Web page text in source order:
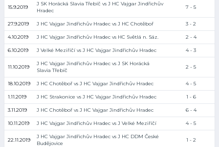
15.9.2019
J SK Horácká Slavia Třebíč vs J HC Vajgar Jindřichův
Hradec
7 - 5
27.9.2019 J HC Vajgar Jindřichův Hradec vs J HC Chotěboř 3 - 2
4.10.2019 J HC Vajgar Jindřichův Hradec vs HC Světlá n. Sáz. 2 - 4
6.10.2019 J Velké Meziříčí vs J HC Vajgar Jindřichův Hradec 4 - 3
11.10.2019
J HC Vajgar Jindřichův Hradec vs J SK Horácká
Slavia Třebíč
2 - 5
18.10.2019 J HC Chotěboř vs J HC Vajgar Jindřichův Hradec 4 - 5
1.11.2019 J HC Strakonice vs J HC Vajgar Jindřichův Hradec 1 - 6
3.11.2019 J HC Chotěboř vs J HC Vajgar Jindřichův Hradec 6 - 4
10.11.2019 J HC Vajgar Jindřichův Hradec vs J Velké Meziříčí 4 - 5
22.11.2019
J HC Vajgar Jindřichův Hradec vs J HC DDM České
Budějovice
1 - 2